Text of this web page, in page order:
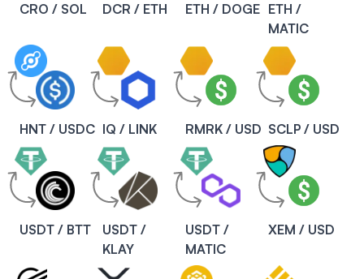
CRO / SOL DCR / ETH ETH / DOGE ETH /
MATIC
HNT / USDC IQ / LINK RMRK / USD SCLP / USD
USDT / BTT
USDT /
KLAY
USDT /
MATIC
XEM / USD